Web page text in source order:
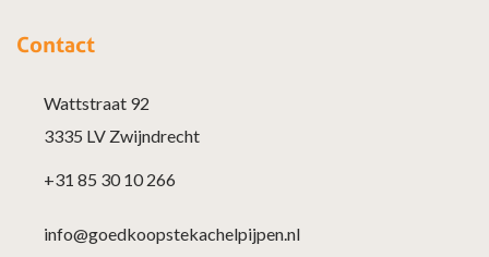
Contact
Wattstraat 92
3335 LV Zwijndrecht
+31 85 30 10 266
info@goedkoopstekachelpijpen.nl